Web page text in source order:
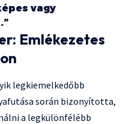
vagy
Emlékezetes
legkiemelkedőbb
során bizonyította,
a legkülönfélébb